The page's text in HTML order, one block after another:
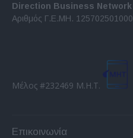
Direction Business Network
Αριθμός Γ.Ε.ΜΗ. 125702501000
Μέλος #232469 Μ.Η.Τ.
Επικοινωνία